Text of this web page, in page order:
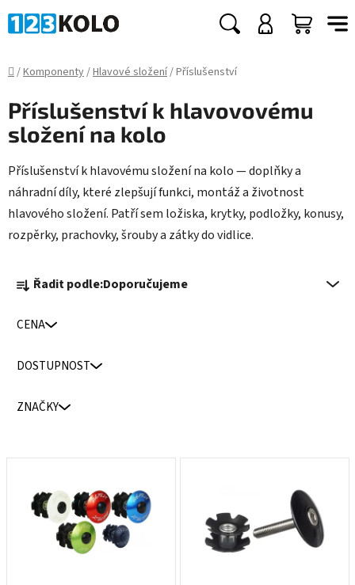
na
Hledat
Domů
/Komponenty/Hlavové složení/Příslušenství
Příslušenství k hlavovovému
složení na kolo
Příslušenství k hlavovému složení na kolo — doplňky a
náhradní díly, které zlepšují funkci, montáž a životnost
hlavového složení. Patří sem ložiska, krytky, podložky, konusy,
rozpěrky, prachovky, šrouby a zátky do vidlice.
a
e
n
d
Řadit podle:Doporučujeme
CENA
DOSTUPNOST
ZNAČKY